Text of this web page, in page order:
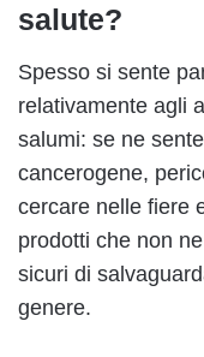
salute?
Spesso si sente
relativamente agli
salumi: se ne
cancerogene,
cercare nelle fiere
prodotti che non
sicuri di
genere.